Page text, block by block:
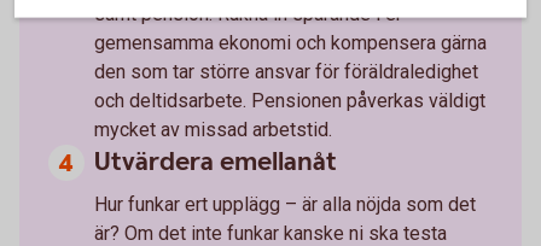
samt pension. Räkna in sparande i er
gemensamma ekonomi och kompensera gärna
den som tar större ansvar för föräldraledighet
och deltidsarbete. Pensionen påverkas väldigt
mycket av missad arbetstid.
Utvärdera emellanåt
Hur funkar ert upplägg – är alla nöjda som det
är? Om det inte funkar kanske ni ska testa